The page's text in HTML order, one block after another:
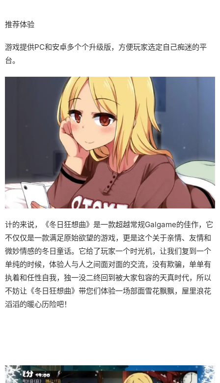
推荐体验
游戏提供PC和安卓多个个升级版，方便玩家选定自己痴迷的平
台。
计的来说，《冬日狂想曲》是一款​​超越常规Galgame的佳作​​，它
不仅仅是一款满足原始欲望的游戏，更是这个关于亲情、友情和
微妙情感的冬日童话。它给了玩家一个时光机，让我们复到一个
单纯的时候，体验人与人之间面对面的交流，没有欺骗，单单有
执着和任性自我，独一没二终回到被大家包容的天真时代，所以
不妨让《冬日狂想曲》带您们体验一场​​部面雪花飘飘，屋里浪花
滔滔​​的暖心历险吧！